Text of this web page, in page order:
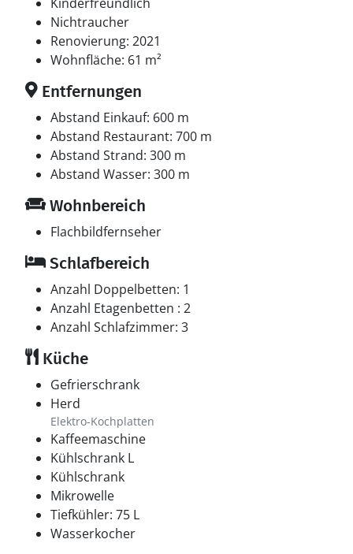
Nichtraucher
Renovierung: 2021
Wohnfläche: 61 m²
Entfernungen
Abstand Einkauf: 600 m
Abstand Restaurant: 700 m
Abstand Strand: 300 m
Abstand Wasser: 300 m
Wohnbereich
Flachbildfernseher
Schlafbereich
Anzahl Doppelbetten: 1
Anzahl Etagenbetten : 2
Anzahl Schlafzimmer: 3
Küche
Gefrierschrank
Herd
Elektro-Kochplatten
Kaffeemaschine
Kühlschrank L
Kühlschrank
Mikrowelle
Tiefkühler: 75 L
Wasserkocher